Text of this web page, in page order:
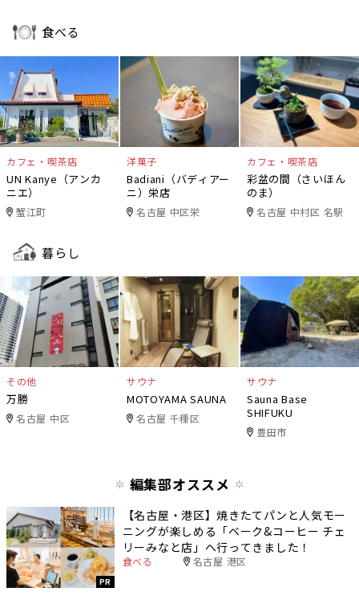
食べる
カフェ・喫茶店
UN Kanye（アンカ
ニエ）
蟹江町
洋菓子
Badiani（バディアー
ニ）栄店
名古屋 中区栄
カフェ・喫茶店
彩盆の間（さいほん
のま）
名古屋 中村区 名駅
暮らし
その他
万勝
名古屋 中区
サウナ
MOTOYAMA SAUNA
名古屋 千種区
サウナ
Sauna Base
SHIFUKU
豊田市
編集部オススメ
PR
【名古屋・港区】焼きたてパンと人気モー
ニングが楽しめる「ベーク&コーヒー チェ
リーみなと店」へ行ってきました！
食べる 名古屋 港区